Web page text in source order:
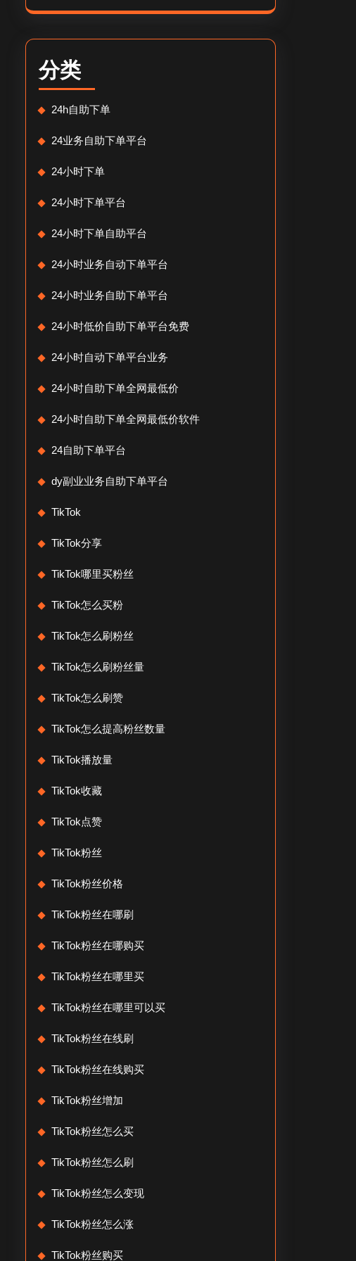
分类
24h自助下单
24业务自助下单平台
24小时下单
24小时下单平台
24小时下单自助平台
24小时业务自动下单平台
24小时业务自助下单平台
24小时低价自助下单平台免费
24小时自动下单平台业务
24小时自助下单全网最低价
24小时自助下单全网最低价软件
24自助下单平台
dy副业业务自助下单平台
TikTok
TikTok分享
TikTok哪里买粉丝
TikTok怎么买粉
TikTok怎么刷粉丝
TikTok怎么刷粉丝量
TikTok怎么刷赞
TikTok怎么提高粉丝数量
TikTok播放量
TikTok收藏
TikTok点赞
TikTok粉丝
TikTok粉丝价格
TikTok粉丝在哪刷
TikTok粉丝在哪购买
TikTok粉丝在哪里买
TikTok粉丝在哪里可以买
TikTok粉丝在线刷
TikTok粉丝在线购买
TikTok粉丝增加
TikTok粉丝怎么买
TikTok粉丝怎么刷
TikTok粉丝怎么变现
TikTok粉丝怎么涨
TikTok粉丝购买